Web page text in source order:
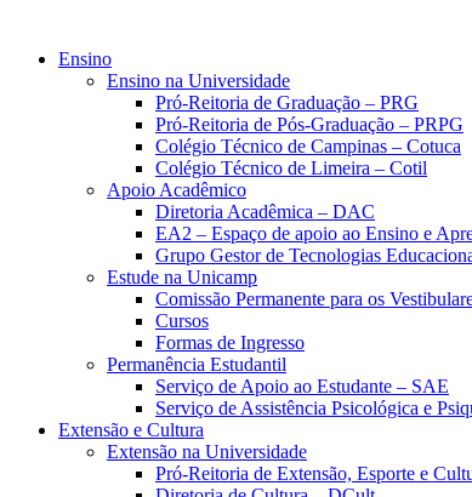
Ensino
Ensino na Universidade
Pró-Reitoria de Graduação – PRG
Pró-Reitoria de Pós-Graduação – PRPG
Colégio Técnico de Campinas – Cotuca
Colégio Técnico de Limeira – Cotil
Apoio Acadêmico
Diretoria Acadêmica – DAC
EA2 – Espaço de apoio ao Ensino e
Grupo Gestor de Tecnologias
Estude na Unicamp
Comissão Permanente para os
Cursos
Formas de Ingresso
Permanência Estudantil
Serviço de Apoio ao Estudante – SAE
Serviço de Assistência Psicológica e
Extensão e Cultura
Extensão na Universidade
Pró-Reitoria de Extensão, Esporte e